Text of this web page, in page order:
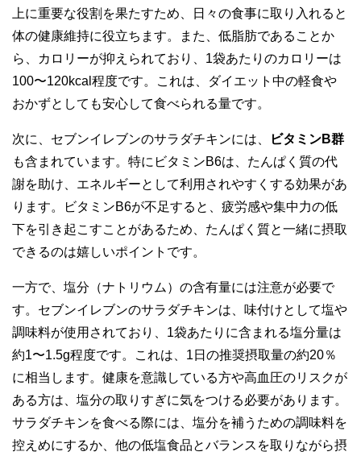
上に重要な役割を果たすため、日々の食事に取り入れると
体の健康維持に役立ちます。また、低脂肪であることか
ら、カロリーが抑えられており、1袋あたりのカロリーは
100〜120kcal程度です。これは、ダイエット中の軽食や
おかずとしても安心して食べられる量です。
次に、セブンイレブンのサラダチキンには、
ビタミンB群
も含まれています。特にビタミンB6は、たんぱく質の代
謝を助け、エネルギーとして利用されやすくする効果があ
ります。ビタミンB6が不足すると、疲労感や集中力の低
下を引き起こすことがあるため、たんぱく質と一緒に摂取
できるのは嬉しいポイントです。
一方で、塩分（ナトリウム）の含有量には注意が必要で
す。セブンイレブンのサラダチキンは、味付けとして塩や
調味料が使用されており、1袋あたりに含まれる塩分量は
約1〜1.5g程度です。これは、1日の推奨摂取量の約20％
に相当します。健康を意識している方や高血圧のリスクが
ある方は、塩分の取りすぎに気をつける必要があります。
サラダチキンを食べる際には、塩分を補うための調味料を
控えめにするか、他の低塩食品とバランスを取りながら摂